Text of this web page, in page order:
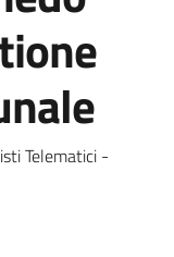
Telematici -